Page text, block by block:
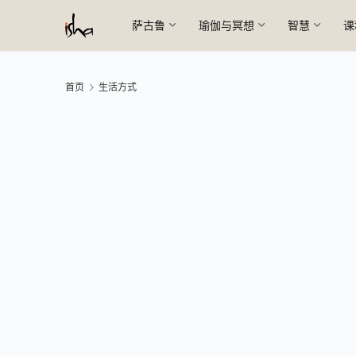
萨古鲁 瑜伽与冥想 智慧
首页 生活方式